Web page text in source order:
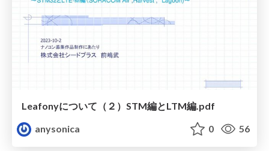
Leafonyについて（２）STM編とLTM編.pdf
anysonica
0 56